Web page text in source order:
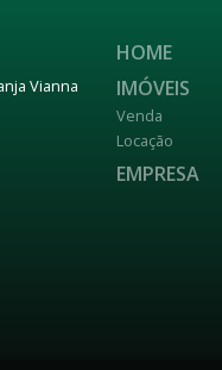
Vianna
HOME
IMÓVEIS
Venda
Locação
EMPRESA